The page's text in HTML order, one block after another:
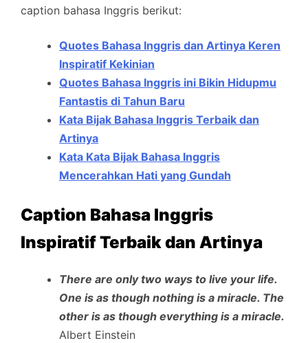
caption bahasa Inggris berikut:
Quotes Bahasa Inggris dan Artinya Keren
Inspiratif Kekinian
Quotes Bahasa Inggris ini Bikin Hidupmu
Fantastis di Tahun Baru
Kata Bijak Bahasa Inggris Terbaik dan
Artinya
Kata Kata Bijak Bahasa Inggris
Mencerahkan Hati yang Gundah
Caption Bahasa Inggris
Inspiratif Terbaik dan Artinya
There are only two ways to live your life.
One is as though nothing is a miracle. The
other is as though everything is a miracle.
Albert Einstein